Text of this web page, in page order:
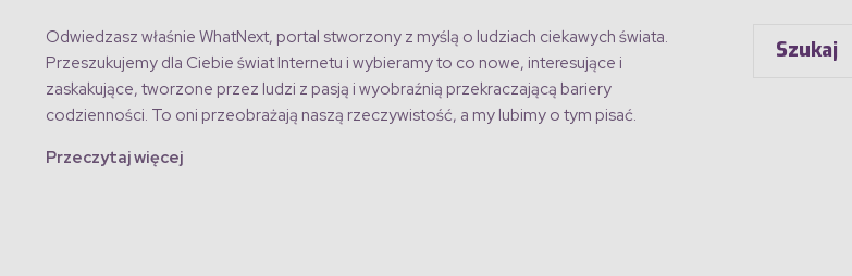
Odwiedzasz właśnie WhatNext, portal stworzony z myślą o ludziach ciekawych świata.
Przeszukujemy dla Ciebie świat Internetu i wybieramy to co nowe, interesujące i
zaskakujące, tworzone przez ludzi z pasją i wyobraźnią przekraczającą bariery
codzienności. To oni przeobrażają naszą rzeczywistość, a my lubimy o tym pisać.
Przeczytaj więcej